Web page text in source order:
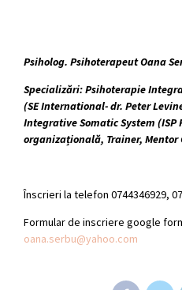
Psiholog. Psihoterapeut Oana
Specializări: Psihoterapie
(SE International- dr. Peter
Integrative Somatic System (ISP
organizațională, Trainer, Mentor
Înscrieri la telefon 0744346929,
Formular de inscriere google
oana.serbu@yahoo.com